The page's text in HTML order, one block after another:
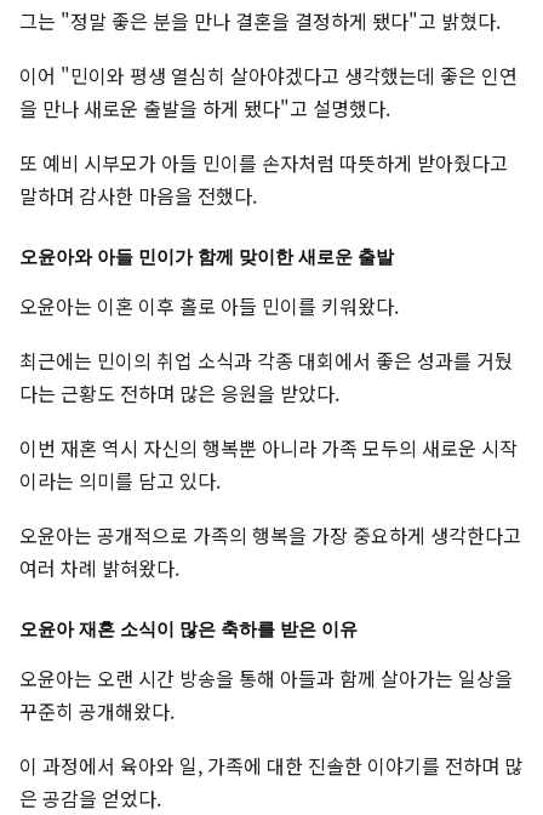
그는 "정말 좋은 분을 만나 결혼을 결정하게 됐다"고 밝혔다.
이어 "민이와 평생 열심히 살아야겠다고 생각했는데 좋은 인연
을 만나 새로운 출발을 하게 됐다"고 설명했다.
또 예비 시부모가 아들 민이를 손자처럼 따뜻하게 받아줬다고
말하며 감사한 마음을 전했다.
오윤아와 아들 민이가 함께 맞이한 새로운 출발
오윤아는 이혼 이후 홀로 아들 민이를 키워왔다.
최근에는 민이의 취업 소식과 각종 대회에서 좋은 성과를 거뒀
다는 근황도 전하며 많은 응원을 받았다.
이번 재혼 역시 자신의 행복뿐 아니라 가족 모두의 새로운 시작
이라는 의미를 담고 있다.
오윤아는 공개적으로 가족의 행복을 가장 중요하게 생각한다고
여러 차례 밝혀왔다.
오윤아 재혼 소식이 많은 축하를 받은 이유
오윤아는 오랜 시간 방송을 통해 아들과 함께 살아가는 일상을
꾸준히 공개해왔다.
이 과정에서 육아와 일, 가족에 대한 진솔한 이야기를 전하며 많
은 공감을 얻었다.